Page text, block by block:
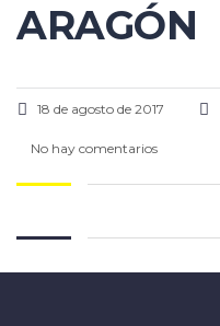
ARAGÓN
18 de agosto de 2017
No hay comentarios